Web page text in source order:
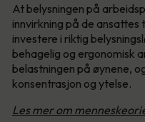
At belysningen på
innvirkning på de
investere i riktig
behagelig og ergonomisk
belastningen på øynene,
konsentrasjon og ytelse.
Les mer om